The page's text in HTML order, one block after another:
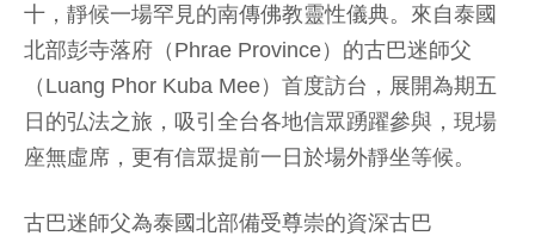
十，靜候一場罕見的南傳佛教靈性儀典。來自泰國
北部彭寺落府（Phrae Province）的古巴迷師父
（Luang Phor Kuba Mee）首度訪台，展開為期五
日的弘法之旅，吸引全台各地信眾踴躍參與，現場
座無虛席，更有信眾提前一日於場外靜坐等候。
古巴迷師父為泰國北部備受尊崇的資深古巴